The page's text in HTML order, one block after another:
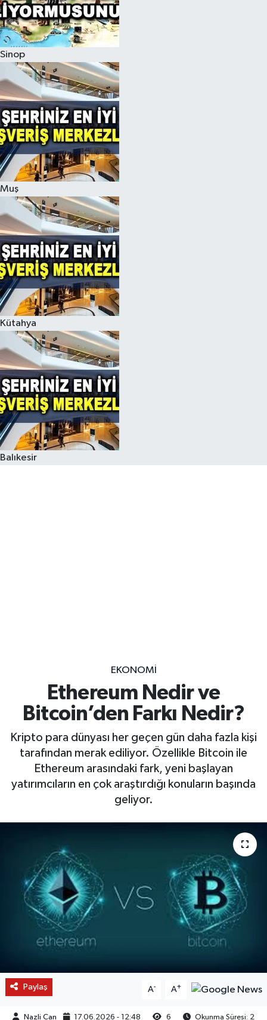
Sinop
Muş
Kütahya
Balıkesir
EKONOMİ
Ethereum Nedir ve
Bitcoin’den Farkı Nedir?
Kripto para dünyası her geçen gün daha fazla kişi
tarafından merak ediliyor. Özellikle Bitcoin ile
Ethereum arasındaki fark, yeni başlayan
yatırımcıların en çok araştırdığı konuların başında
geliyor.
Paylaş A- A+
Nazli Can 17.06.2026 - 12:48 6 Okunma Süresi: 2